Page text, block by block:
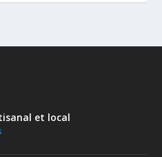
et local